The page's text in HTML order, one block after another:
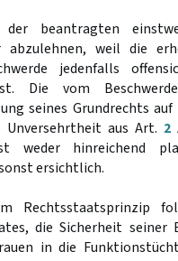
beantragten
abzulehnen, weil die
jedenfalls
Die vom
seines Grundrechts auf
Unversehrtheit aus Art. 2
weder hinreichend
ersichtlich.
Rechtsstaatsprinzip
die Sicherheit seiner
in die